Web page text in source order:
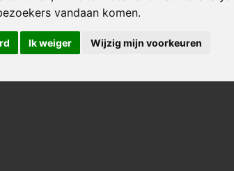
vandaan komen.
Ik weiger Wijzig mijn voorkeuren